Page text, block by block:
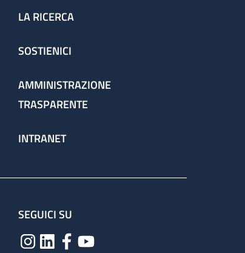
LA RICERCA
SOSTIENICI
AMMINISTRAZIONE
TRASPARENTE
INTRANET
SEGUICI SU